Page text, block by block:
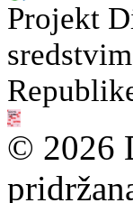
Projekt
© 2026